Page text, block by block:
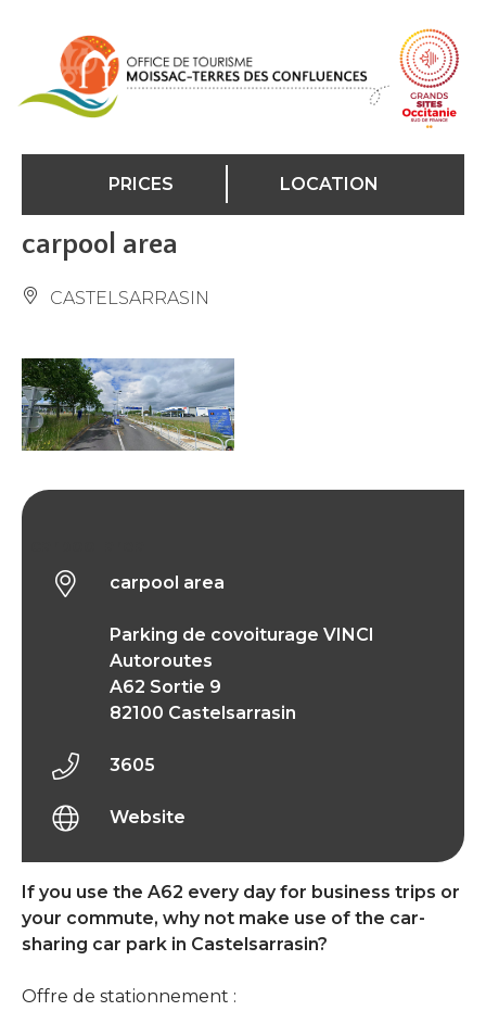
PRICES LOCATION
carpool area
CASTELSARRASIN
If you use the A62 every day for business trips or
your commute, why not make use of the car-
sharing car park in Castelsarrasin?
Offre de stationnement :
carpool area
Parking de covoiturage VINCI
Autoroutes
A62 Sortie 9
82100 Castelsarrasin
3605
Website